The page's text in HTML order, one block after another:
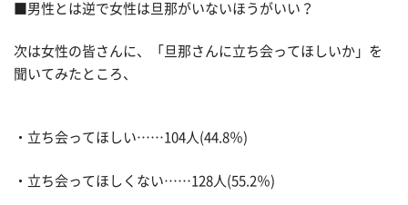
■男性とは逆で女性は旦那がいないほうがいい？
次は女性の皆さんに、「旦那さんに立ち会ってほしいか」を
聞いてみたところ、
・立ち会ってほしい……104人(44.8％)
・立ち会ってほしくない……128人(55.2％)